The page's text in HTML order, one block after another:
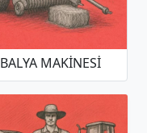
BALYA MAKINESI